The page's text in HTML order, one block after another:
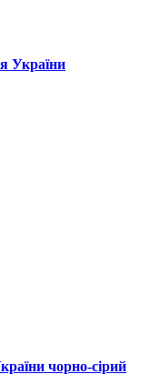
України
чорно-сірий